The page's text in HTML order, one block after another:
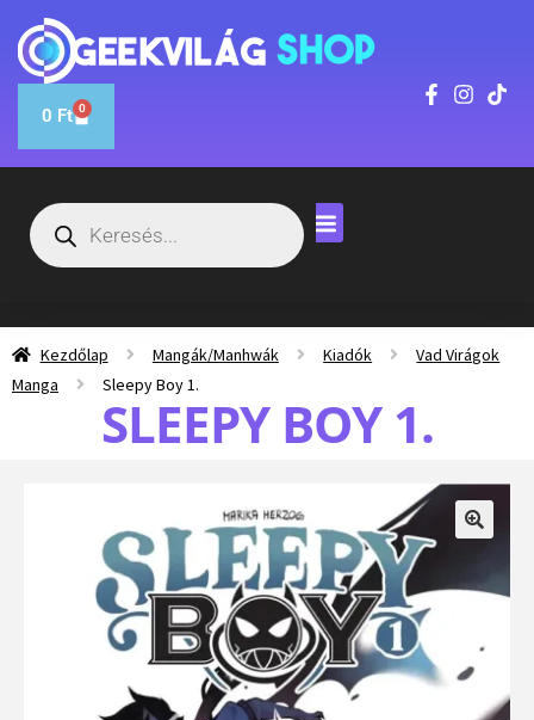
0 Ft 0
Kezdőlap Mangák/Manhwák Kiadók
Vad Virágok
Manga
Sleepy Boy 1.
SLEEPY BOY 1.